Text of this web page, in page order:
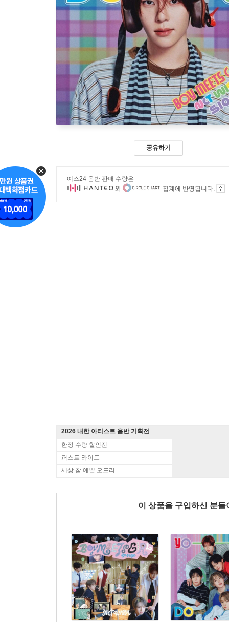
공유하기
예스24 음반 판매 수량은
와
집계에 반영됩니다.
2026 내한 아티스트 음반 기획전
한정 수량 할인전
퍼스트 라이드
세상 참 예쁜 오드리
이 상품을 구입하신 분